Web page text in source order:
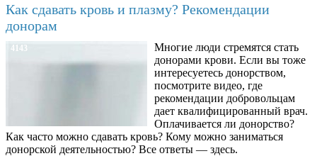
Как сдавать кровь и плазму? Рекомендации
донорам
4143
Многие люди стремятся стать
донорами крови. Если вы тоже
интересуетесь донорством,
посмотрите видео, где
рекомендации добровольцам
дает квалифицированный врач.
Оплачивается ли донорство?
Как часто можно сдавать кровь? Кому можно заниматься
донорской деятельностью? Все ответы — здесь.